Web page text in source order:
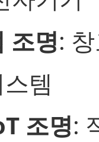
조명:
템
조명: